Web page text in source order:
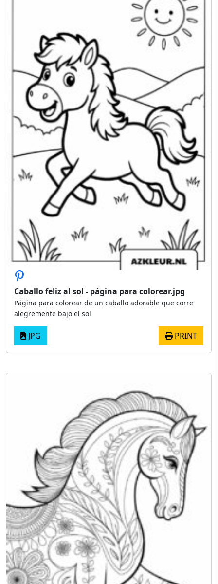
Caballo feliz al sol - página para colorear.jpg
Página para colorear de un caballo adorable que corre
alegremente bajo el sol
JPG PRINT